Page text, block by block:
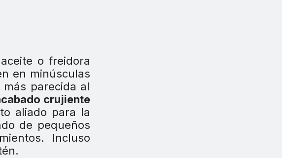
o freidora
en minúsculas
parecida al
crujiente
aliado para la
de pequeños
Incluso